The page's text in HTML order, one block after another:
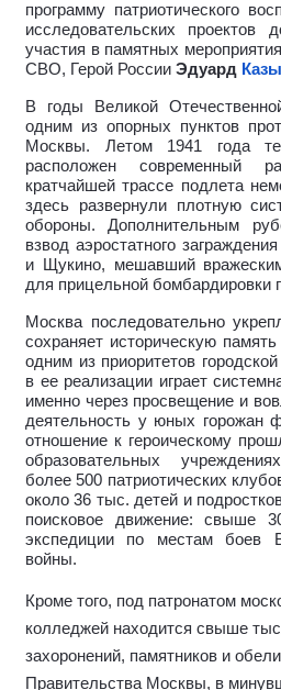
программу патриотического
исследовательских
участия в памятных
СВО, Герой России Эдуард
В годы Великой
одним из опорных пунктов
Москвы. Летом 1941 года
расположен современный
кратчайшей трассе подлета
здесь развернули плотную
обороны. Дополнительным
взвод аэростатного
и Щукино, мешавший
для прицельной бомбардировки
Москва последовательно
сохраняет историческую
одним из приоритетов
в ее реализации играет
именно через просвещение и
деятельность у юных горожан
отношение к героическому
образовательных
более 500 патриотических
около 36 тыс. детей и
поисковое движение: свыше
экспедиции по местам боев
войны.
Кроме того, под патронатом
колледжей находится свыше
захоронений, памятников и
Правительства Москвы, в